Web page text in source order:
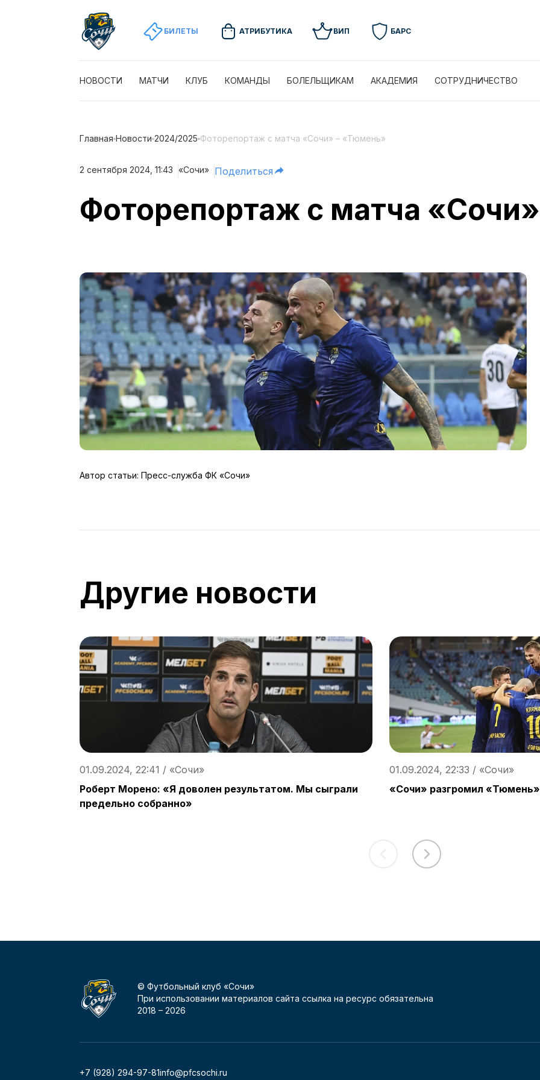
БИЛЕТЫ АТРИБУТИКА ВИП БАРС
НОВОСТИ МАТЧИ КЛУБ КОМАНДЫ БОЛЕЛЬЩИКАМ АКАДЕМИЯ СОТРУДНИЧЕСТВО
Главная Новости 2024/2025 Фоторепортаж с матча «Сочи» – «Тюмень»
2 сентября 2024, 11:43 «Сочи» Поделиться
Фоторепортаж с матча
Автор статьи: Пресс-служба ФК «Сочи»
Другие новости
01.09.2024, 22:41 / «Сочи»
Роберт Морено: «Я доволен результатом. Мы сыграли
предельно собранно»
01.09.2024, 22:33 / «Сочи»
«Сочи» разгромил
© Футбольный клуб «Сочи»
При использовании материалов сайта ссылка на ресурс обязательна
2018 – 2026
+7 (928) 294-97-81info@pfcsochi.ru